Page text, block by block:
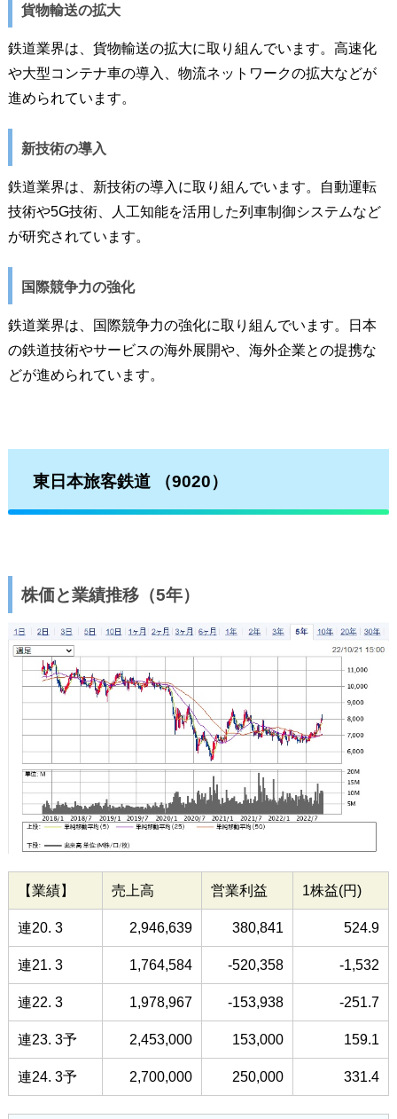
貨物輸送の拡大
鉄道業界は、貨物輸送の拡大に取り組んでいます。高速化
や大型コンテナ車の導入、物流ネットワークの拡大などが
進められています。
新技術の導入
鉄道業界は、新技術の導入に取り組んでいます。自動運転
技術や5G技術、人工知能を活用した列車制御システムなど
が研究されています。
国際競争力の強化
鉄道業界は、国際競争力の強化に取り組んでいます。日本
の鉄道技術やサービスの海外展開や、海外企業との提携な
どが進められています。
東日本旅客鉄道（9020）
株価と業績推移（5年）
【業績】 売上高 営業利益 1株益(円)
連20. 3 2,946,639 380,841 524.9
連21. 3 1,764,584 -520,358 -1,532
連22. 3 1,978,967 -153,938 -251.7
連23. 3予 2,453,000 153,000 159.1
連24. 3予 2,700,000 250,000 331.4